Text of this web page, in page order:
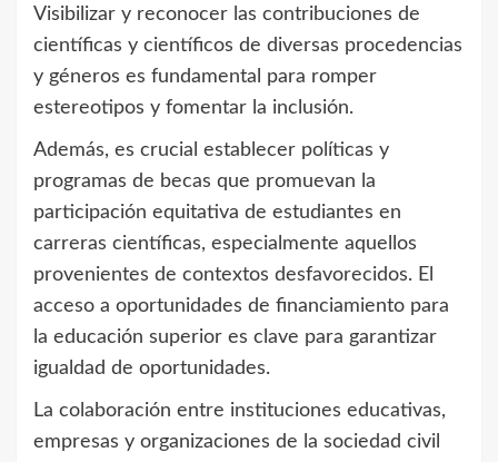
Visibilizar y reconocer las contribuciones de
científicas y científicos de diversas procedencias
y géneros es fundamental para romper
estereotipos y fomentar la inclusión.
Además, es crucial establecer políticas y
programas de becas que promuevan la
participación equitativa de estudiantes en
carreras científicas, especialmente aquellos
provenientes de contextos desfavorecidos. El
acceso a oportunidades de financiamiento para
la educación superior es clave para garantizar
igualdad de oportunidades.
La colaboración entre instituciones educativas,
empresas y organizaciones de la sociedad civil